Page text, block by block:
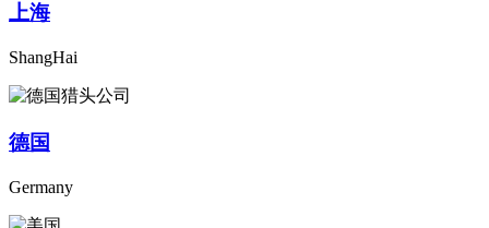
上海
ShangHai
德国
Germany